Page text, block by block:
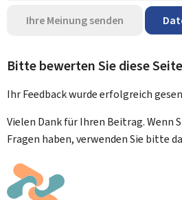
Ihre Meinung senden
Bitte bewerten Sie diese Seite
Ihr Feedback wurdeerfolgreich
Vielen Dank für Ihren Beitrag. Wenn
Fragen haben, verwenden Sie bitte